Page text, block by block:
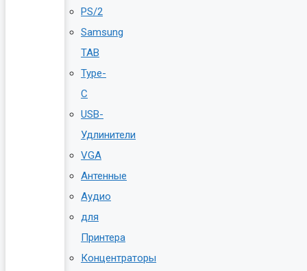
PS/2
Samsung
TAB
Type-
C
USB-
Удлинители
VGA
Антенные
Аудио
для
Принтера
Концентраторы